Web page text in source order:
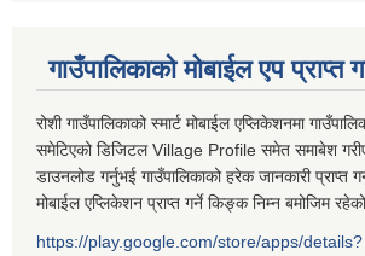
गाउँपालिकाको मोबाईल एप प्राप्त
रोशी गाउँपालिकाको स्मार्ट मोबाईल एप्लिकेशनमा
समेटिएको डिजिटल Village Profile समेत समाबेश
डाउनलोड गर्नुभई गाउँपालिकाको हरेक जानकारी प्राप्त
मोबाईल एप्लिकेशन प्राप्त गर्ने किङ्क निम्न बमोजिम
https://play.google.com/store/apps/details?